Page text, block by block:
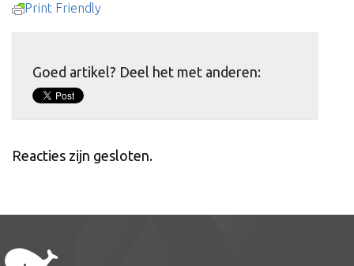
Print Friendly
Goed artikel? Deel het met anderen:
Reacties zijn gesloten.